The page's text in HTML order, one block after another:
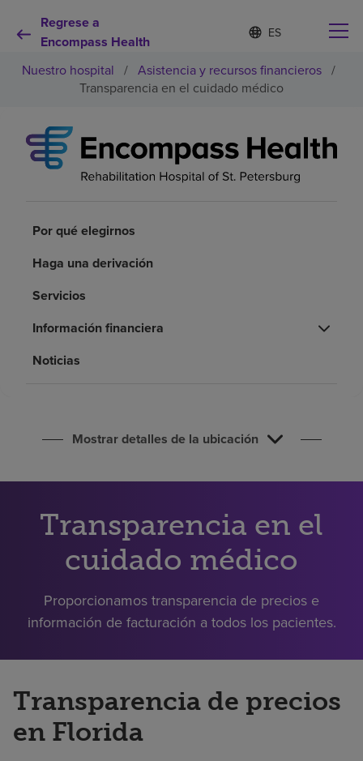
Regrese a
Encompass Health
Lista
de
idiomas
contraída
d
o
m
e
c
Por qué debe elegirnos
Pacientes y cuidadores
Acerca de nosotros
Nuestro hospital / Asistencia y recursos financieros /
Transparencia en el cuidado médico
Por qué elegirnos
Haga una derivación
Servicios
Información financiera
Noticias
Mostrar detalles de la ubicación
Transparencia en el
cuidado médico
Proporcionamos transparencia de precios e
información de facturación a todos los pacientes.
Transparencia de precios
en Florida